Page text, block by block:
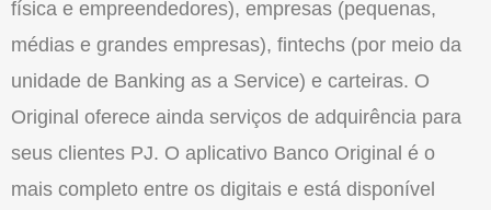
física e empreendedores), empresas (pequenas,
médias e grandes empresas), fintechs (por meio da
unidade de Banking as a Service) e carteiras. O
Original oferece ainda serviços de adquirência para
seus clientes PJ. O aplicativo Banco Original é o
mais completo entre os digitais e está disponível